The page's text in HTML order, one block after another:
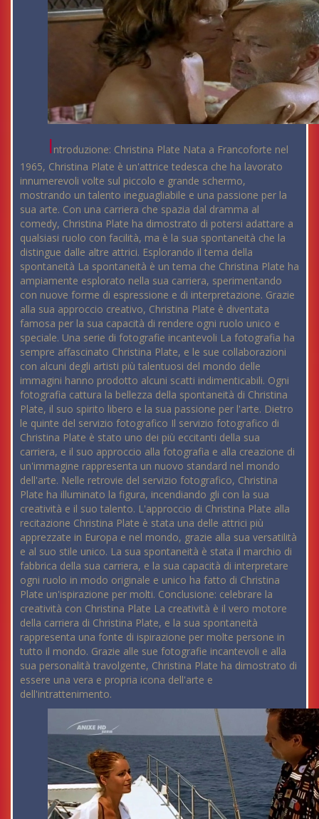
Introduzione: Christina Plate Nata a Francoforte nel
1965, Christina Plate è un'attrice tedesca che ha lavorato
innumerevoli volte sul piccolo e grande schermo,
mostrando un talento ineguagliabile e una passione per la
sua arte. Con una carriera che spazia dal dramma al
comedy, Christina Plate ha dimostrato di potersi adattare a
qualsiasi ruolo con facilità, ma è la sua spontaneità che la
distingue dalle altre attrici. Esplorando il tema della
spontaneità La spontaneità è un tema che Christina Plate ha
ampiamente esplorato nella sua carriera, sperimentando
con nuove forme di espressione e di interpretazione. Grazie
alla sua approccio creativo, Christina Plate è diventata
famosa per la sua capacità di rendere ogni ruolo unico e
speciale. Una serie di fotografie incantevoli La fotografia ha
sempre affascinato Christina Plate, e le sue collaborazioni
con alcuni degli artisti più talentuosi del mondo delle
immagini hanno prodotto alcuni scatti indimenticabili. Ogni
fotografia cattura la bellezza della spontaneità di Christina
Plate, il suo spirito libero e la sua passione per l'arte. Dietro
le quinte del servizio fotografico Il servizio fotografico di
Christina Plate è stato uno dei più eccitanti della sua
carriera, e il suo approccio alla fotografia e alla creazione di
un'immagine rappresenta un nuovo standard nel mondo
dell'arte. Nelle retrovie del servizio fotografico, Christina
Plate ha illuminato la figura, incendiando gli con la sua
creatività e il suo talento. L'approccio di Christina Plate alla
recitazione Christina Plate è stata una delle attrici più
apprezzate in Europa e nel mondo, grazie alla sua versatilità
e al suo stile unico. La sua spontaneità è stata il marchio di
fabbrica della sua carriera, e la sua capacità di interpretare
ogni ruolo in modo originale e unico ha fatto di Christina
Plate un'ispirazione per molti. Conclusione: celebrare la
creatività con Christina Plate La creatività è il vero motore
della carriera di Christina Plate, e la sua spontaneità
rappresenta una fonte di ispirazione per molte persone in
tutto il mondo. Grazie alle sue fotografie incantevoli e alla
sua personalità travolgente, Christina Plate ha dimostrato di
essere una vera e propria icona dell'arte e
dell'intrattenimento.